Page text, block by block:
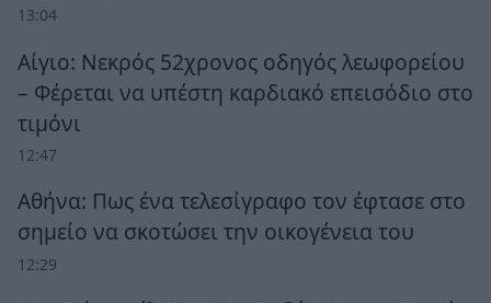
13:04
Αίγιο: Νεκρός 52χρονος οδηγός λεωφορείου
– Φέρεται να υπέστη καρδιακό επεισόδιο στο
τιμόνι
12:47
Αθήνα: Πως ένα τελεσίγραφο τον έφτασε στο
σημείο να σκοτώσει την οικογένεια του
12:29